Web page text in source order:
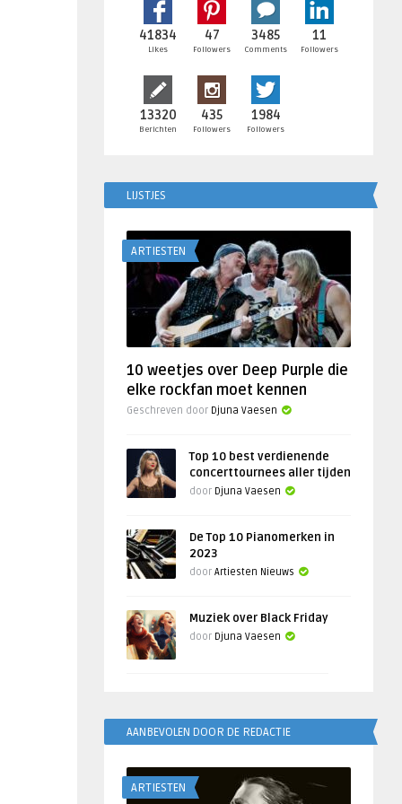
41834
Likes
47
Followers
3485
Comments
11
Followers
13320
Berichten
435
Followers
1984
Followers
LIJSTJES
ARTIESTEN
10 weetjes over Deep Purple die
elke rockfan moet kennen
Geschreven door Djuna Vaesen
Top 10 best verdienende
concerttournees aller tijden
door Djuna Vaesen
De Top 10 Pianomerken in
2023
door Artiesten Nieuws
Muziek over Black Friday
door Djuna Vaesen
AANBEVOLEN DOOR DE REDACTIE
ARTIESTEN